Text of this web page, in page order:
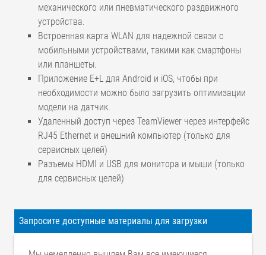
механического или пневматического раздвижного
устройства.
Встроенная карта WLAN для надежной связи с
мобильными устройствами, такими как смартфоны
или планшеты.
Приложение E+L для Android и iOS, чтобы при
необходимости можно было загрузить оптимизации
модели на датчик.
Удаленный доступ через TeamViewer через интерфейс
RJ45 Ethernet и внешний компьютер (только для
сервисных целей)
Разъемы HDMI и USB для монитора и мыши (только
для сервисных целей)
Диапазон измерения
45 x 45 мм
Расстояние A *
260 мм
Расстояние B **
296 мм
Запросите доступные материалы для загрузки